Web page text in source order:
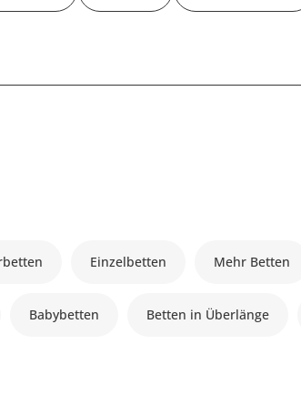
Einzelbetten Mehr Betten
Babybetten Betten in Überlänge